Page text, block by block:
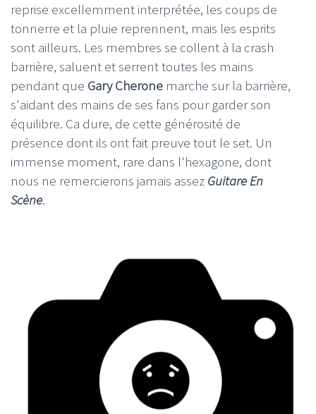
reprise excellemment interprétée, les coups de
tonnerre et la pluie reprennent, mais les esprits
sont ailleurs. Les membres se collent à la crash
barrière, saluent et serrent toutes les mains
pendant que Gary Cherone marche sur la barrière,
s'aidant des mains de ses fans pour garder son
équilibre. Ca dure, de cette générosité de
présence dont ils ont fait preuve tout le set. Un
immense moment, rare dans l'hexagone, dont
nous ne remercierons jamais assez Guitare En
Scène.